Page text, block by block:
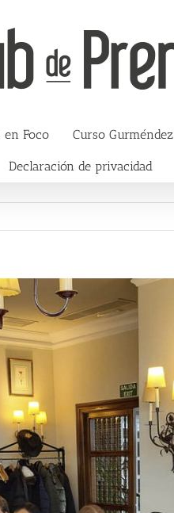
en Foco Curso Gurméndez
Declaración de privacidad